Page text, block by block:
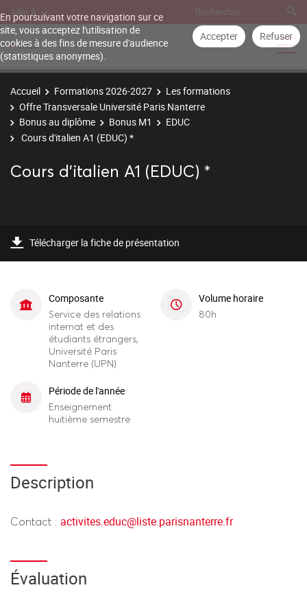
En poursuivant votre navigation sur ce
site, vous acceptez l'utilisation de
cookies à des fins de mesure d'audience
(statistiques anonymes).
Accepter Refuser
Aller à
Accueil Formations 2026-2027
Les formations
Offre Transversale Université Paris Nanterre
Bonus au diplôme
Bonus M1
EDUC
Cours d'italien A1 (EDUC) *
Cours d'italien A1 (EDUC) *
Télécharger la fiche de présentation
Composante
Service des relations
internat et des
étudiants étrangers,
Université Paris
Nanterre (UPN)
Volume horaire
80h
Période de l'année
Enseignement
huitième semestre
Description
Contact : activites.educ@liste.parisnanterre.fr
Évaluation